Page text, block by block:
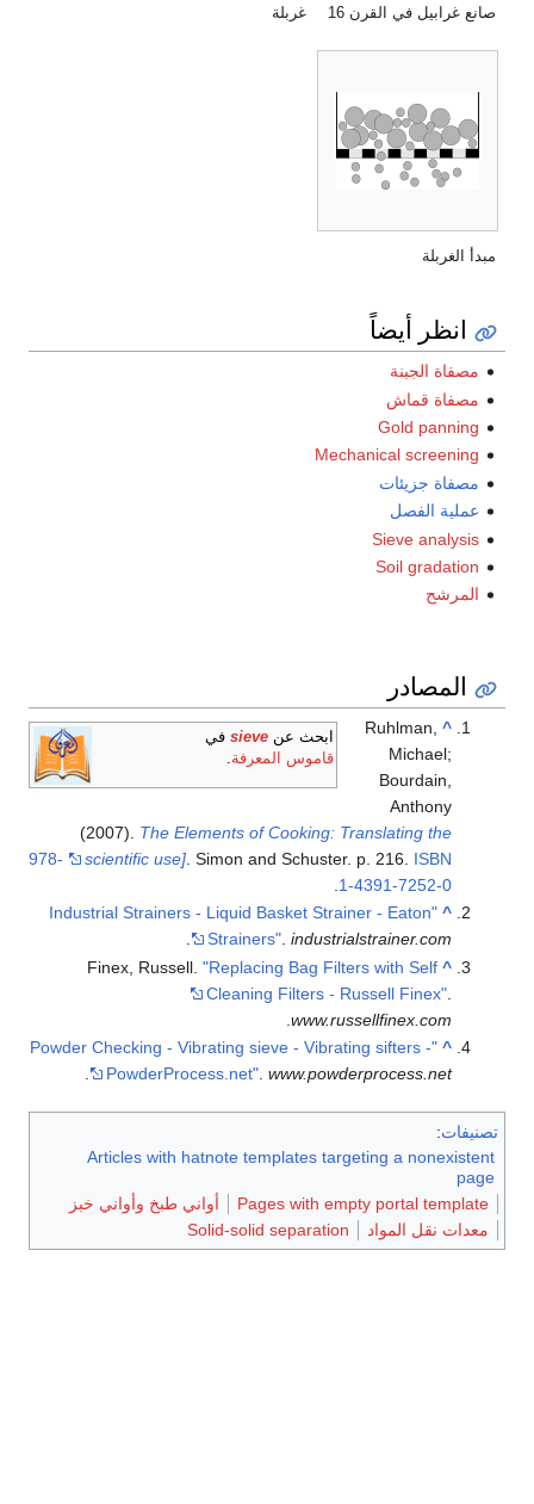
صانع غرابيل في القرن 16 غربلة
مبدأ الغربلة
انظر أيضاً
مصفاة الجبنة
مصفاة قماش
Gold panning
Mechanical screening
مصفاة جزيئات
عملية الفصل
Sieve analysis
Soil gradation
المرشح
المصادر
ابحث عنsieve في
قاموس المعرفة
^
Ruhlman,
Michael;
Bourdain,
Anthony
(2007). The Elements of Cooking: Translating the
scientific use] . Simon and Schuster. p. 216. ISBN
978-
1-4391-7252-0
^
"Industrial Strainers - Liquid Basket Strainer - Eaton
Strainers".industrialstrainer.com
.
^
Finex, Russell."Replacing Bag Filters with Self
Cleaning Filters - Russell Finex"
www.russellfinex.com
.
^
"Powder Checking - Vibrating sieve - Vibrating sifters -
PowderProcess.net" .www.powderprocess.net
تصنيفات:
Articles with hatnote templates targeting a nonexistent
page
Pages with empty portal template
أواني طبخ وأواني خبز
معدات نقل المواد
Solid-solid separation